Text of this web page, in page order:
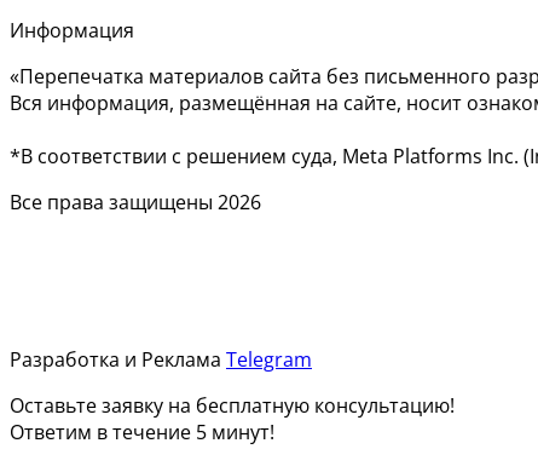
Информация
«Перепечатка материалов сайта без письменного
Вся информация, размещённая на сайте, носит
*В соответствии с решением суда, Meta Platforms Inc.
Все права защищены 2026
Разработка и Реклама Telegram
Оставьте заявку на бесплатную консультацию!
Ответим в течение 5 минут!